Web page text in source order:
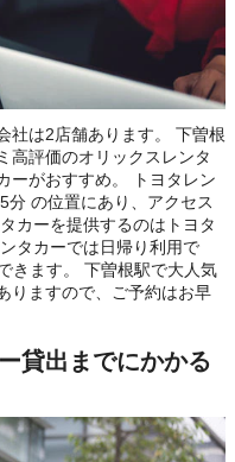
社は2店舗あります。 下曽根
高評価のオリックスレンタ
ーがおすすめ。 トヨタレン
分 の位置にあり、アクセス
カーを提供するのはトヨタ
タカーでは日帰り利用で
きます。 下曽根駅で大人気
りますので、ご予約はお早
貸出までにかかる